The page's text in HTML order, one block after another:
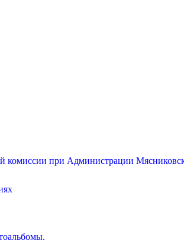
комиссии при Администрации